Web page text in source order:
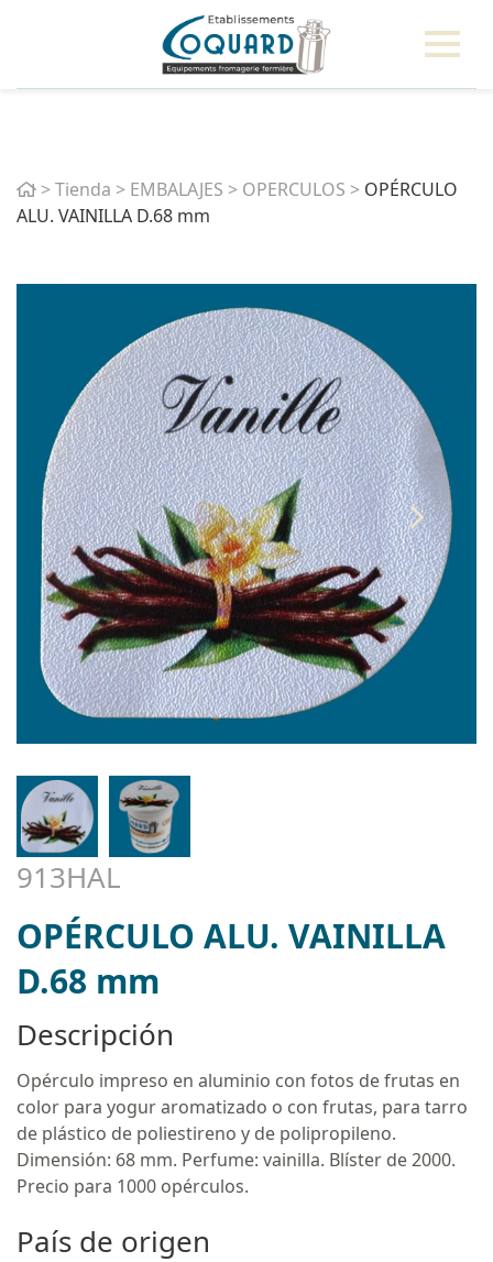
Home
>Tienda > EMBALAJES > OPERCULOS > OPÉRCULO
ALU. VAINILLA D.68 mm
913HAL
OPÉRCULO ALU. VAINILLA
D.68 mm
Descripción
Opérculo impreso en aluminio con fotos de frutas en
color para yogur aromatizado o con frutas, para tarro
de plástico de poliestireno y de polipropileno.
Dimensión: 68 mm. Perfume: vainilla. Blíster de 2000.
Precio para 1000 opérculos.
País de origen